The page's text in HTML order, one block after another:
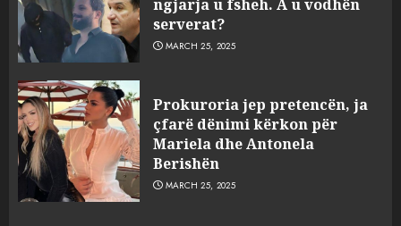
ngjarja u fsheh. A u vodhën
serverat?
MARCH 25, 2025
Prokuroria jep pretencën, ja
çfarë dënimi kërkon për
Mariela dhe Antonela
Berishën
MARCH 25, 2025